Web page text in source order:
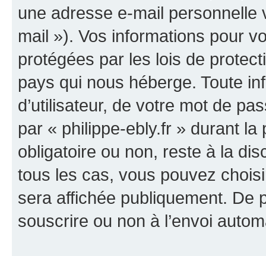
une adresse e-mail
mail »). Vos informations pour
protégées par les lois de
pays qui nous héberge. Toute
d’utilisateur, de votre mot de
par « philippe-ebly.fr » durant la
obligatoire ou non, reste à la
tous les cas, vous pouvez
sera affichée publiquement. De
souscrire ou non à l’envoi